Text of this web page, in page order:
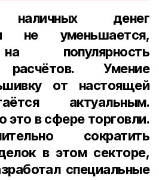
наличных денег
не уменьшается,
популярность
расчётов. Умение
от настоящей
актуальным.
это в сфере торговли.
сократить
в этом секторе,
специальные